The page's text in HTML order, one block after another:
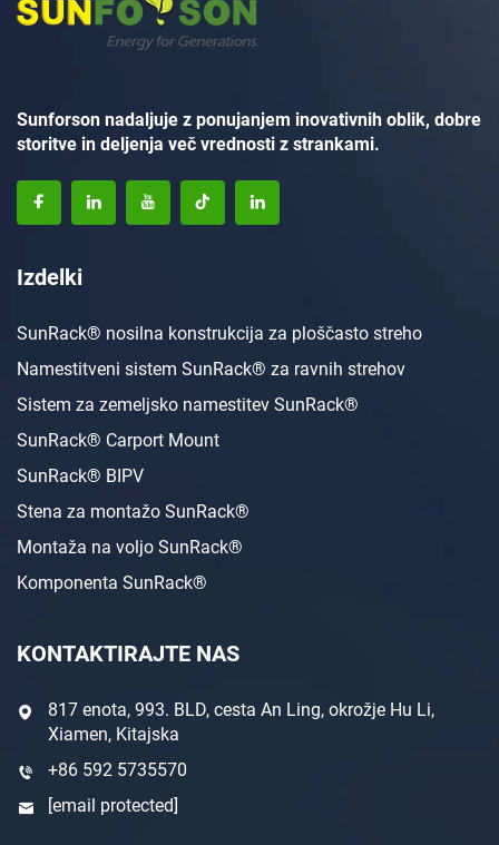
Sunforson nadaljuje z ponujanjem inovativnih oblik, dobre
storitve in deljenja več vrednosti z strankami.
Izdelki
SunRack® nosilna konstrukcija za ploščasto streho
Namestitveni sistem SunRack® za ravnih strehov
Sistem za zemeljsko namestitev SunRack®
SunRack® Carport Mount
SunRack® BIPV
Stena za montažo SunRack®
Montaža na voljo SunRack®
Komponenta SunRack®
KONTAKTIRAJTE NAS
817 enota, 993. BLD, cesta An Ling, okrožje Hu Li,
Xiamen, Kitajska
+86 592 5735570
[email protected]